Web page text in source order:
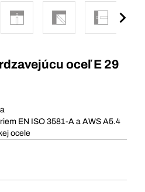
oceľ E 29
EN ISO 3581-A a AWS A5.4
ocele